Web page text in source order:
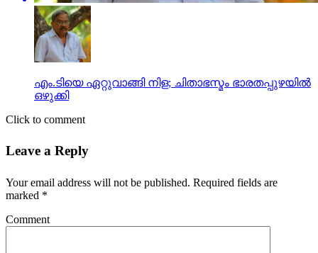
എം.ടിയെ ഏറ്റുവാങ്ങി നിള; ചിതാഭസ്മം ഭാരതപ്പുഴയില്‍
ഒഴുക്കി
Click to comment
Leave a Reply
Your email address will not be published. Required fields are
marked *
Comment